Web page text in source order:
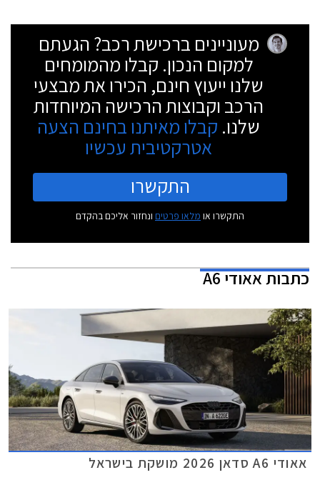
מעוניינים ברכישת רכב? הגעתם
למקום הנכון. קבלו מהמומחים
שלנו ייעוץ חינם, הכירו את מבצעי
הרכב וקבוצות הרכישה המיוחדות
שלנו. קבלו מאיתנו בחינם הצעה
אטרקטיבית עכשיו
התקשרו
התקשרו או מלאו פרטים ונחזור אליכם בהקדם
כתבותאאודי A6
אאודי A6 סדאן 2026 מושקת בישראל